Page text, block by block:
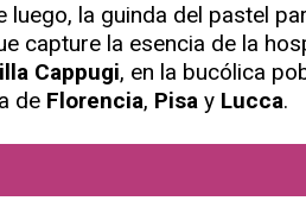
luego, la guinda del pastel
capture la esencia de la
Cappugi, en la bucólica
de Florencia, Pisa y Lucca.